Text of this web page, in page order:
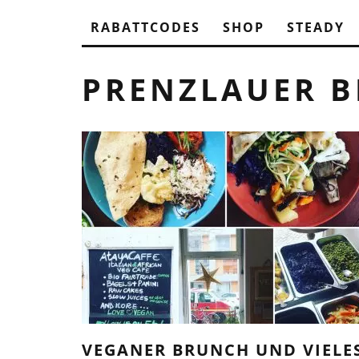
RABATTCODES SHOP STEADY
PRENZLAUER
VEGANER BRUNCH UND